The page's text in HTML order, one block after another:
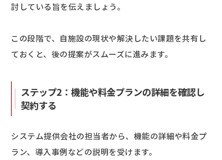
討している旨を伝えましょう。
この段階で、自施設の現状や解決したい課題を共有し
ておくと、後の提案がスムーズに進みます。
ステップ2：機能や料金プランの詳細を確認し
契約する
システム提供会社の担当者から、機能の詳細や料金プ
ラン、導入事例などの説明を受けます。